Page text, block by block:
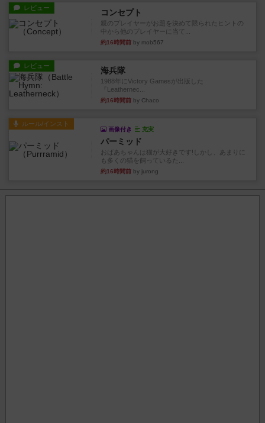
レビュー コンセプト
親のプレイヤーがお題を決めて限られたヒントの
中から他のプレイヤーに当て...
約16時間前 by mob567
レビュー 海兵隊
1988年にVictory Gamesが出版した
『Leathernec...
約16時間前 by Chaco
ルール/インスト
画像付き 充実
パーミッド
おばあちゃんは猫が大好きです!しかし、あまりに
も多くの猫を飼っているた...
約16時間前 by jurong